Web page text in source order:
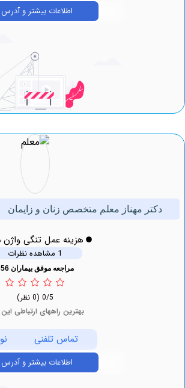
اطلاعات بیشتر و آدرس
مهناز معلم متخصص زنان و زایمان
هزینه عمل تنگی واژن در شیراز
مراجعه موفق بیماران 356
بهترین راههای ارتباطی این دکتر
تماس تلفنی نوبت دهی
اطلاعات بیشتر و آدرس